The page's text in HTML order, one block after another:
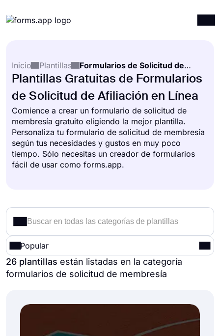
Integraciones
Precios
Inicio
Plantillas Formularios de Solicitud de Membresía
Plantillas Gratuitas de Formularios
de Solicitud de Afiliación en Línea
Comience a crear un formulario de solicitud de
membresía gratuito eligiendo la mejor plantilla.
Personaliza tu formulario de solicitud de membresía
según tus necesidades y gustos en muy poco
tiempo. Sólo necesitas un creador de formularios
fácil de usar como forms.app.
Popular
26 plantillas están listadas en la categoría
formularios de solicitud de membresía